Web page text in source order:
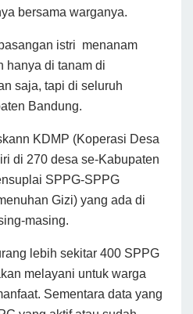
bersama warganya.
istri menanam
hanya di tanam di
saja, tapi di seluruh
Bandung.
KDMP (Koperasi Desa
di 270 desa se-Kabupaten
SPPG-SPPG
Gizi) yang ada di
masing.
lebih sekitar 400 SPPG
melayani untuk warga
Sementara data yang